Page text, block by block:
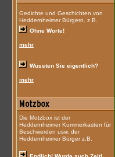
Gedichte und Geschichten von
Heddernheimer Bürgern. z.B.
Ohne Worte!
mehr
Wussten Sie eigentlich?
mehr
Die Motzbox ist der
Heddernheimer Kummerkasten für
Beschwerden usw. der
Heddernheimer Bürger z.B.